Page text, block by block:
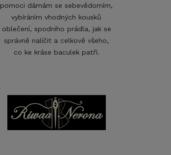
pomoci dámám se sebevědomím,
vybíráním vhodných kousků
oblečení, spodního prádla, jak se
správně nalíčit a celkově všeho,
co ke kráse baculek patří.